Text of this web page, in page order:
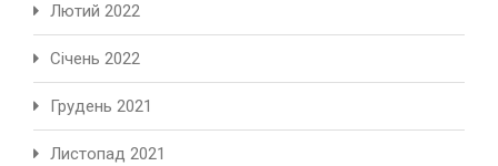
Лютий 2022
Січень 2022
Грудень 2021
Листопад 2021